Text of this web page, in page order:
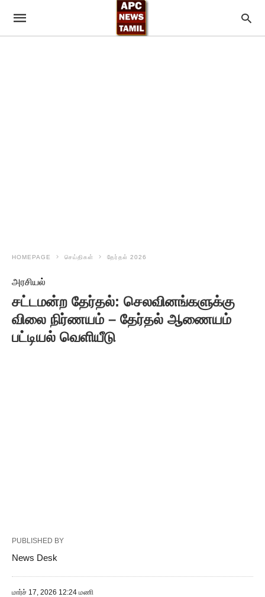
HOMEPAGE செய்திகள் தேர்தல் 2026
அரசியல்
சட்டமன்ற தேர்தல்: செலவினங்களுக்கு
விலை நிர்ணயம் – தேர்தல் ஆணையம்
பட்டியல் வெளியீடு
PUBLISHED BY
News Desk
மார்ச் 17, 2026 12:24 மணி